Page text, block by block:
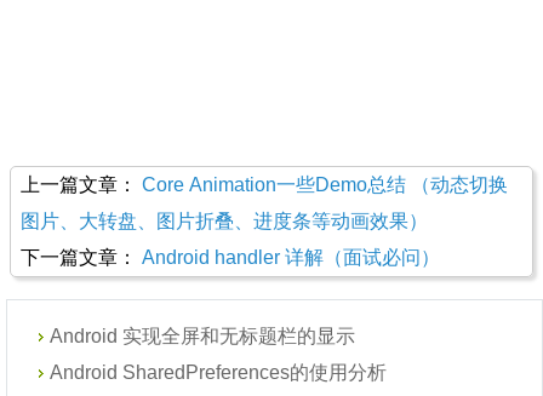
上一篇文章： Core Animation一些Demo总结 （动态切换
图片、大转盘、图片折叠、进度条等动画效果）
下一篇文章： Android handler 详解（面试必问）
Android 实现全屏和无标题栏的显示
Android SharedPreferences的使用分析